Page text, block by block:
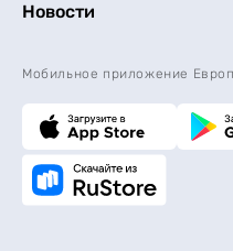
Новости
Мобильное приложение